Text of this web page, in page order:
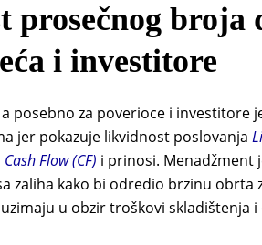
prosečnog broja
i investitore
posebno za poverioce i investitore
jer pokazuje likvidnost poslovanja
Cash Flow (CF) i prinosi. Menadžment
zaliha kako bi odredio brzinu obrta
u obzir troškovi skladištenja i